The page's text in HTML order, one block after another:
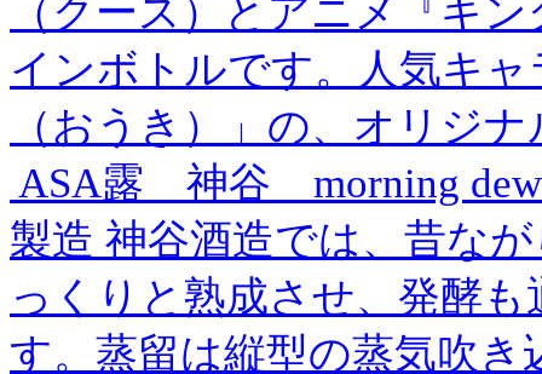
（クース）とアニメ『キ
インボトルです。人気キ
（おうき）」の、オリジ
ASA露 神谷 morning dew
製造 神谷酒造では、昔な
っくりと熟成させ、発酵
す。蒸留は縦型の蒸気吹